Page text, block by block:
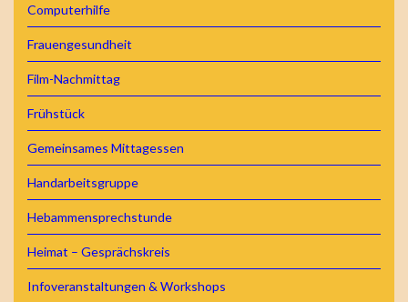
Computerhilfe
Frauengesundheit
Film-Nachmittag
Frühstück
Gemeinsames Mittagessen
Handarbeitsgruppe
Hebammensprechstunde
Heimat – Gesprächskreis
Infoveranstaltungen & Workshops